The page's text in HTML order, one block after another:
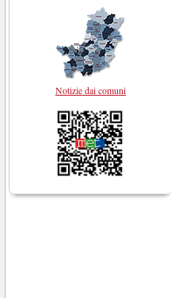
Notizie dai comuni